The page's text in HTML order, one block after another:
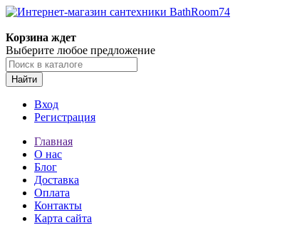
Корзина ждет
Выберите любое предложение
Найти
Вход
Регистрация
Главная
О нас
Блог
Доставка
Оплата
Контакты
Карта сайта